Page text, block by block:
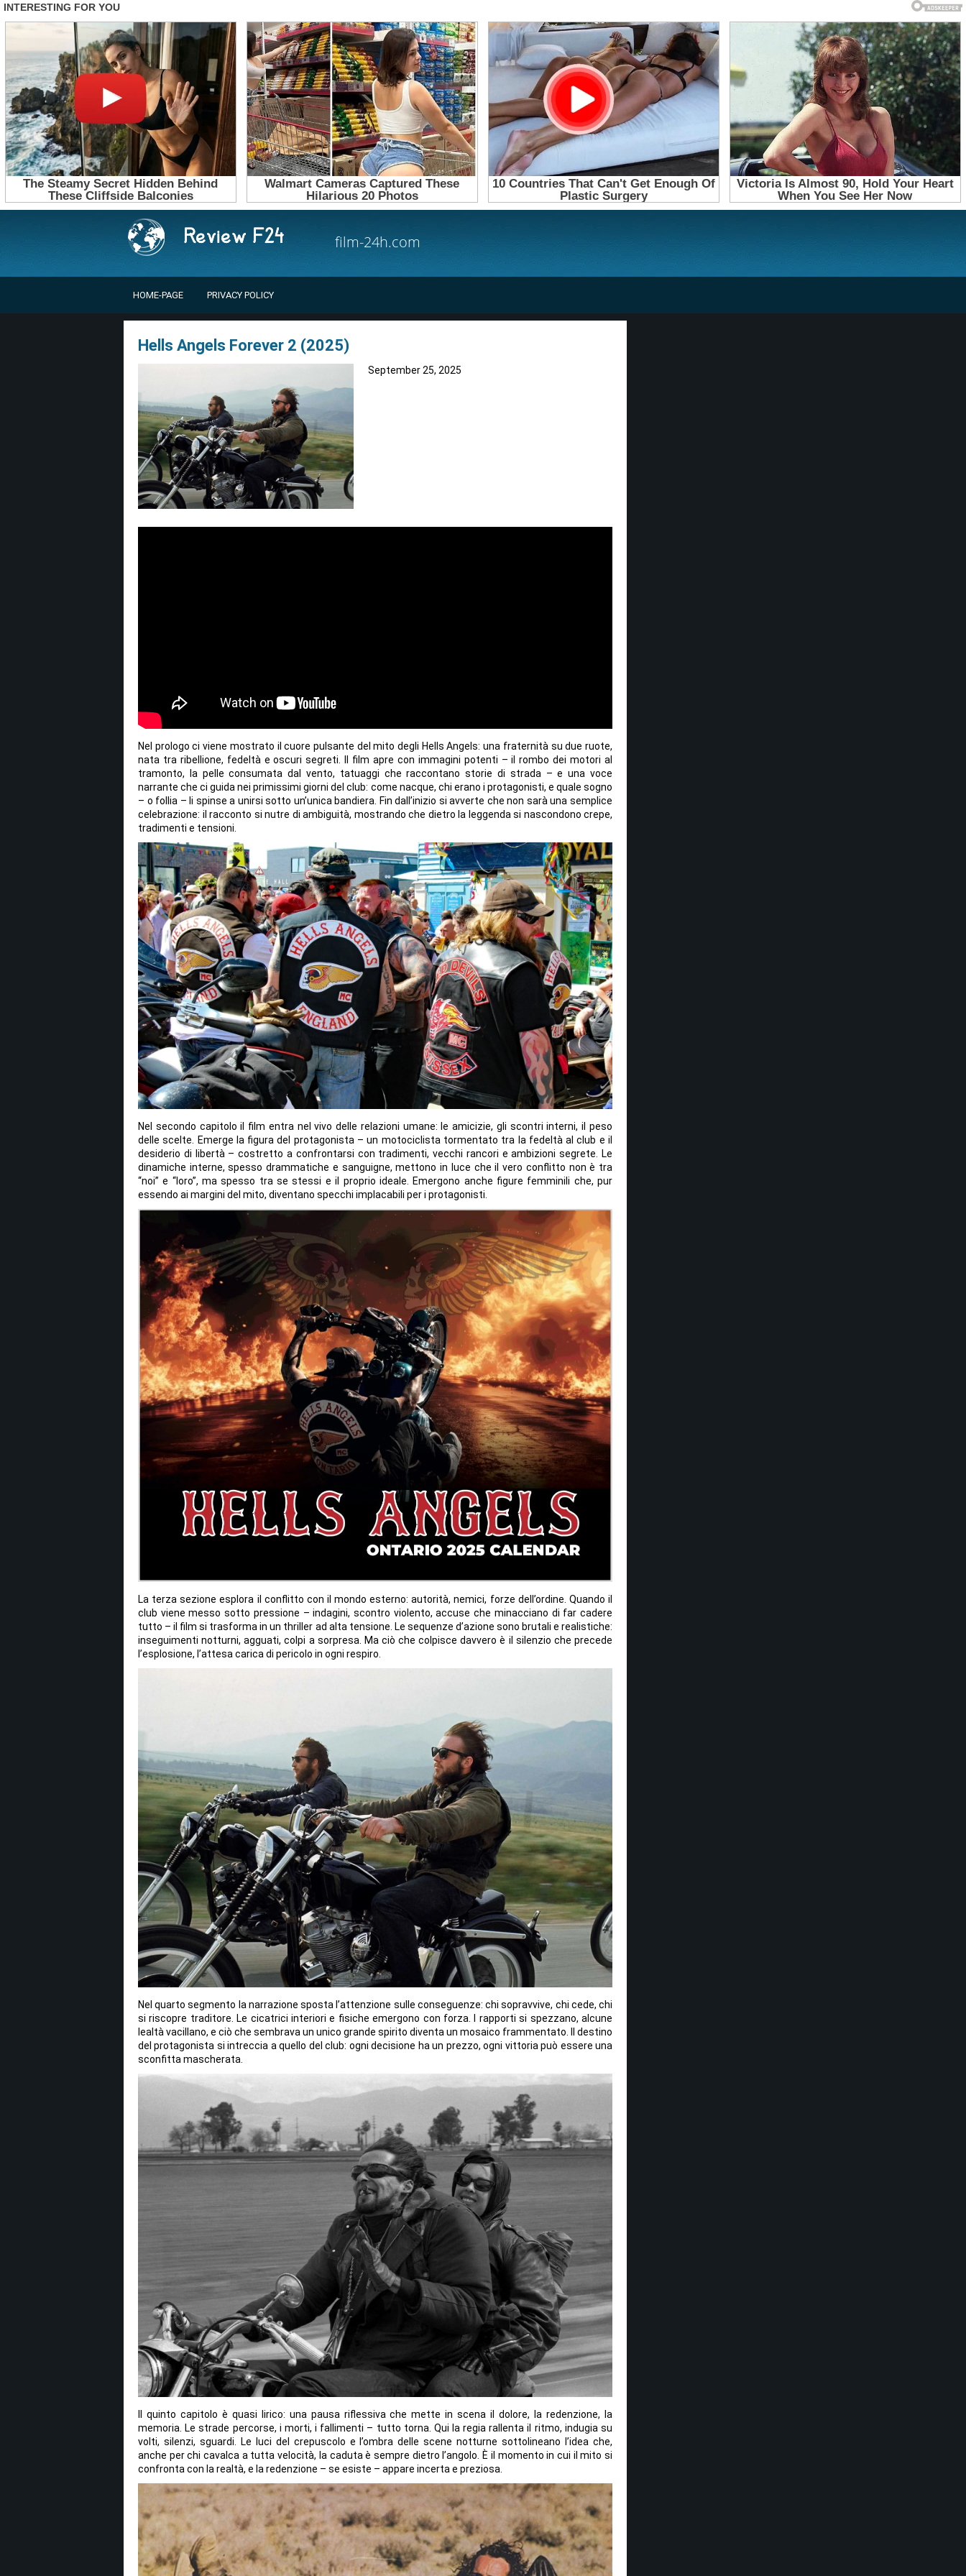
film-24h.com
HOME-PAGE PRIVACY POLICY
Hells Angels Forever 2 (2025)
September 25, 2025
Nel prologo ci viene mostrato il cuore pulsante del mito degli Hells Angels: una fraternità su due ruote,
nata tra ribellione, fedeltà e oscuri segreti. Il film apre con immagini potenti – il rombo dei motori al
tramonto, la pelle consumata dal vento, tatuaggi che raccontano storie di strada – e una voce
narrante che ci guida nei primissimi giorni del club: come nacque, chi erano i protagonisti, e quale sogno
– o follia – li spinse a unirsi sotto un’unica bandiera. Fin dall’inizio si avverte che non sarà una semplice
celebrazione: il racconto si nutre di ambiguità, mostrando che dietro la leggenda si nascondono crepe,
tradimenti e tensioni.
Nel secondo capitolo il film entra nel vivo delle relazioni umane: le amicizie, gli scontri interni, il peso
delle scelte. Emerge la figura del protagonista – un motociclista tormentato tra la fedeltà al club e il
desiderio di libertà – costretto a confrontarsi con tradimenti, vecchi rancori e ambizioni segrete. Le
dinamiche interne, spesso drammatiche e sanguigne, mettono in luce che il vero conflitto non è tra
“noi” e “loro”, ma spesso tra se stessi e il proprio ideale. Emergono anche figure femminili che, pur
essendo ai margini del mito, diventano specchi implacabili per i protagonisti.
La terza sezione esplora il conflitto con il mondo esterno: autorità, nemici, forze dell’ordine. Quando il
club viene messo sotto pressione – indagini, scontro violento, accuse che minacciano di far cadere
tutto – il film si trasforma in un thriller ad alta tensione. Le sequenze d’azione sono brutali e realistiche:
inseguimenti notturni, agguati, colpi a sorpresa. Ma ciò che colpisce davvero è il silenzio che precede
l’esplosione, l’attesa carica di pericolo in ogni respiro.
Nel quarto segmento la narrazione sposta l’attenzione sulle conseguenze: chi sopravvive, chi cede, chi
si riscopre traditore. Le cicatrici interiori e fisiche emergono con forza. I rapporti si spezzano, alcune
lealtà vacillano, e ciò che sembrava un unico grande spirito diventa un mosaico frammentato. Il destino
del protagonista si intreccia a quello del club: ogni decisione ha un prezzo, ogni vittoria può essere una
sconfitta mascherata.
Il quinto capitolo è quasi lirico: una pausa riflessiva che mette in scena il dolore, la redenzione, la
memoria. Le strade percorse, i morti, i fallimenti – tutto torna. Qui la regia rallenta il ritmo, indugia su
volti, silenzi, sguardi. Le luci del crepuscolo e l’ombra delle scene notturne sottolineano l’idea che,
anche per chi cavalca a tutta velocità, la caduta è sempre dietro l’angolo. È il momento in cui il mito si
confronta con la realtà, e la redenzione – se esiste – appare incerta e preziosa.